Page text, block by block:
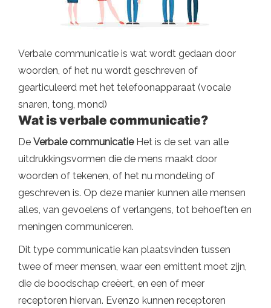
Verbale communicatie is wat wordt gedaan door
woorden, of het nu wordt geschreven of
gearticuleerd met het telefoonapparaat (vocale
snaren, tong, mond)
Wat is verbale communicatie?
De Verbale communicatieHet is de set van alle
uitdrukkingsvormen die de mens maakt door
woorden of tekenen, of het nu mondeling of
geschreven is. Op deze manier kunnen alle mensen
alles, van gevoelens of verlangens, tot behoeften en
meningen communiceren.
Dit type communicatie kan plaatsvinden tussen
twee of meer mensen, waar een emittent moet zijn,
die de boodschap creëert, en een of meer
receptoren hiervan. Evenzo kunnen receptoren